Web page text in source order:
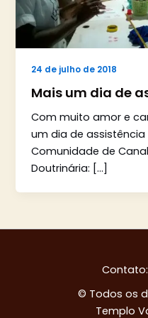
24 de julho de 2018
Mais um dia de
Com muito amor e
um dia de
Comunidade de
Doutrinária: […]
Contato:
© Todos os
Templo